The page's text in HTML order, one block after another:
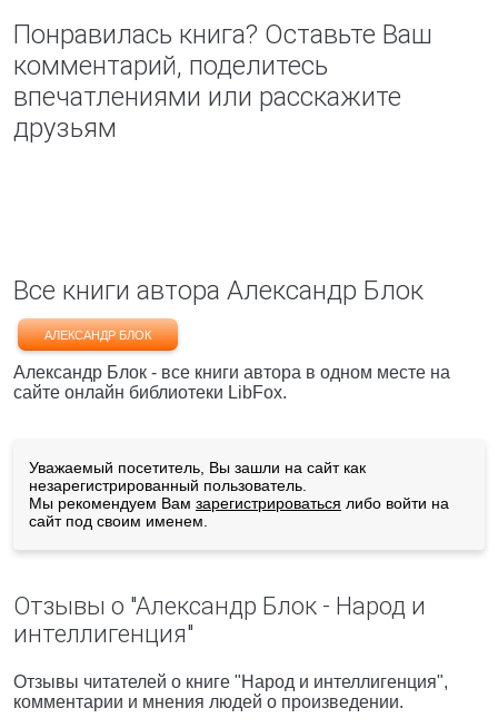
Понравилась книга? Оставьте Ваш
комментарий, поделитесь
впечатлениями или расскажите
друзьям
Все книги автора Александр Блок
АЛЕКСАНДР БЛОК
Александр Блок - все книги автора в одном месте на
сайте онлайн библиотеки LibFox.
Уважаемый посетитель, Вы зашли на сайт как
незарегистрированный пользователь.
Мы рекомендуем Вам зарегистрироваться либо войти на
сайт под своим именем.
Отзывы о "Александр Блок - Народ и
интеллигенция"
Отзывы читателей о книге "Народ и интеллигенция",
комментарии и мнения людей о произведении.